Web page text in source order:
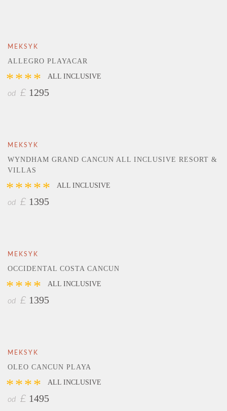
MEKSYK
ALLEGRO PLAYACAR
**** ALL INCLUSIVE
od £ 1295
MEKSYK
WYNDHAM GRAND CANCUN ALL INCLUSIVE RESORT &
VILLAS
***** ALL INCLUSIVE
od £ 1395
MEKSYK
OCCIDENTAL COSTA CANCUN
**** ALL INCLUSIVE
od £ 1395
MEKSYK
OLEO CANCUN PLAYA
**** ALL INCLUSIVE
od £ 1495